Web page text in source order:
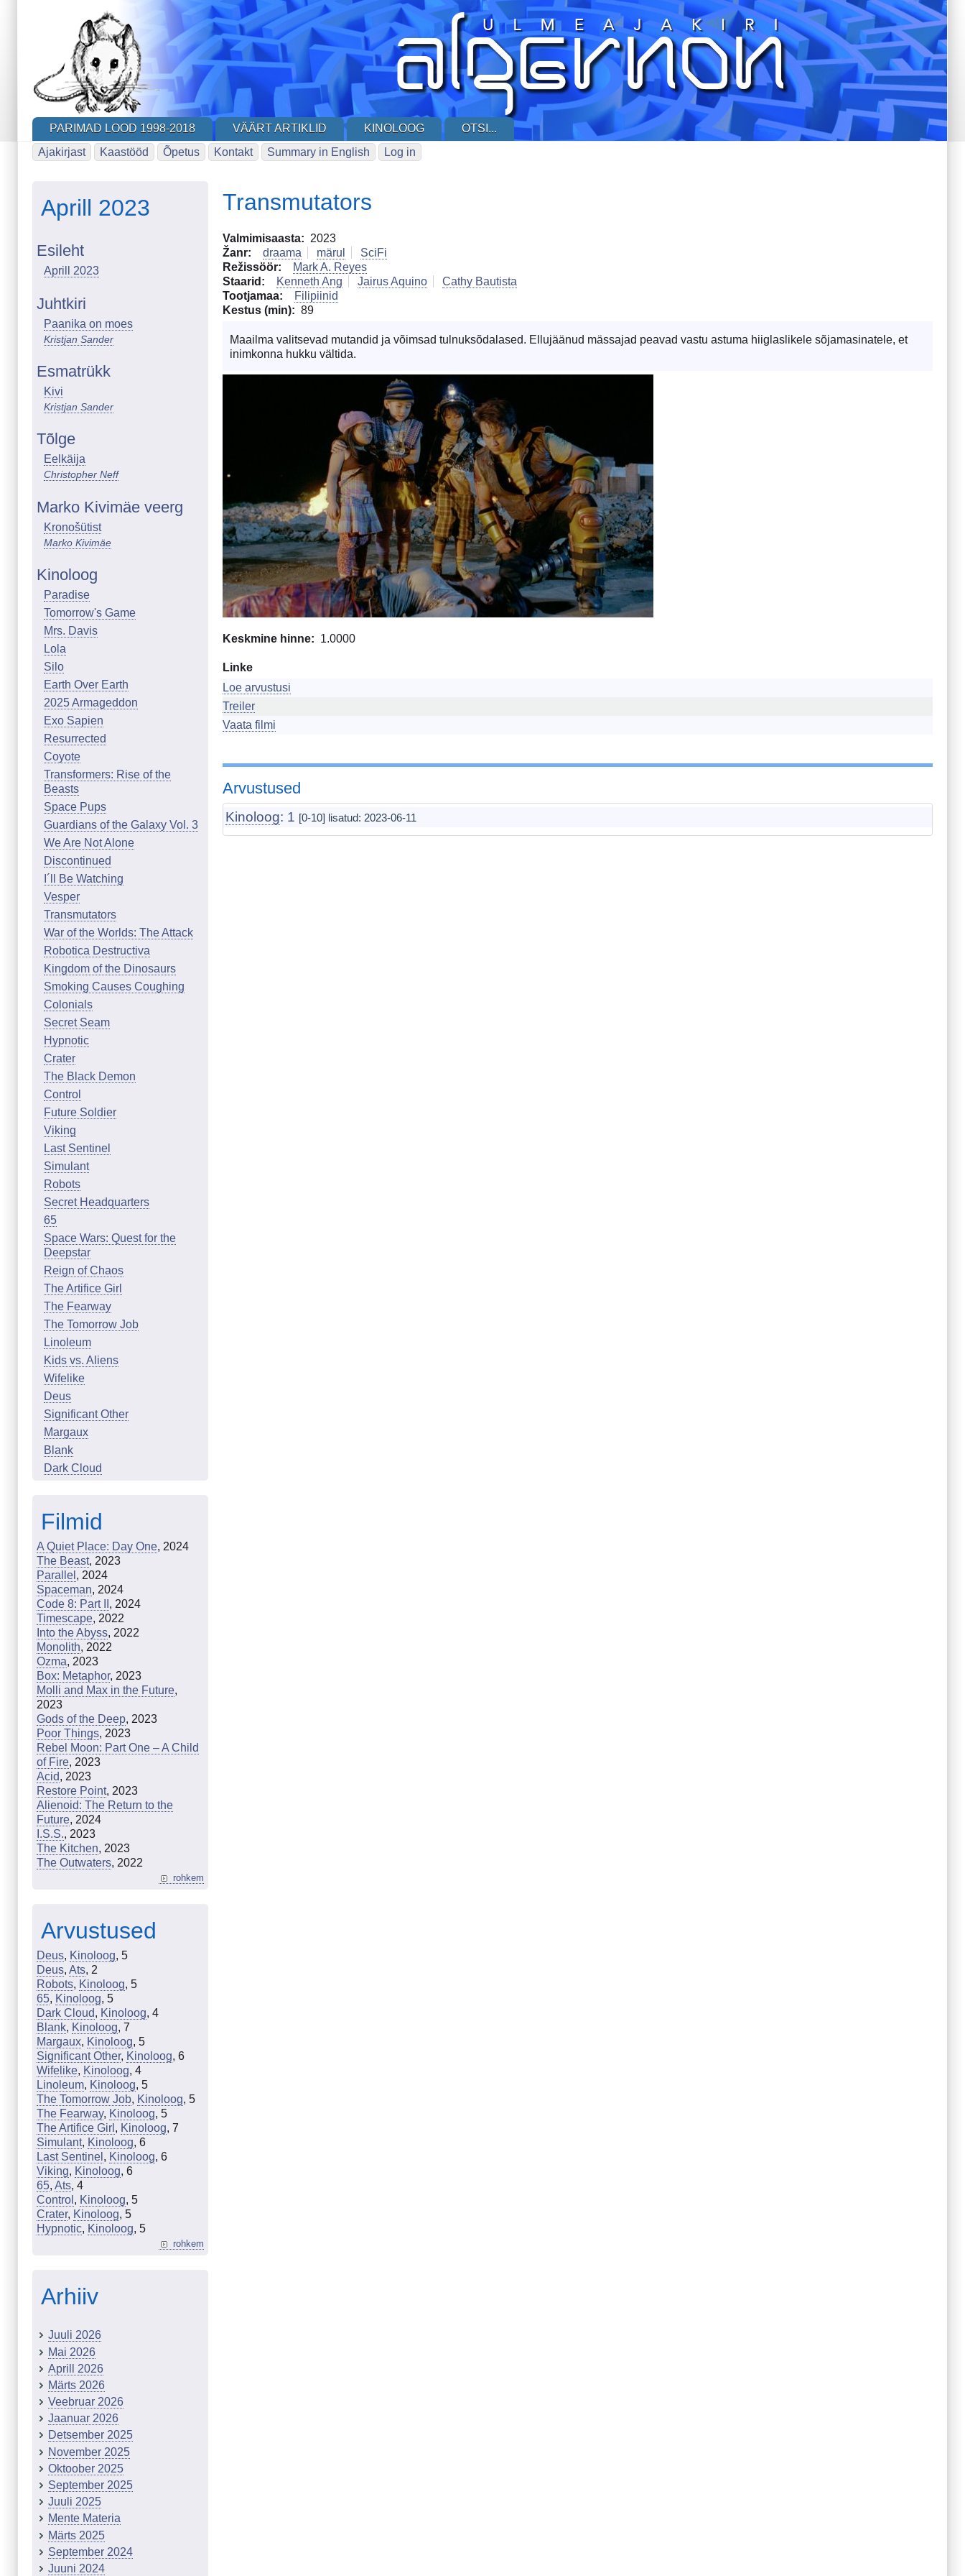
PARIMAD LOOD 1998-2018 VÄÄRT ARTIKLID KINOLOOG
OTSI...
Ajakirjast
Kaastööd Õpetus Kontakt Summary in English Log in
Aprill 2023
Esileht
Aprill 2023
Juhtkiri
Paanika on moes
Kristjan Sander
Esmatrükk
Kivi
Kristjan Sander
Tõlge
Eelkäija
Christopher Neff
Marko Kivimäe veerg
Kronošütist
Marko Kivimäe
Kinoloog
Paradise
Tomorrow's Game
Mrs. Davis
Lola
Silo
Earth Over Earth
2025 Armageddon
Exo Sapien
Resurrected
Coyote
Transformers: Rise of the
Beasts
Space Pups
Guardians of the Galaxy Vol. 3
We Are Not Alone
Discontinued
I´ll Be Watching
Vesper
Transmutators
War of the Worlds: The Attack
Robotica Destructiva
Kingdom of the Dinosaurs
Smoking Causes Coughing
Colonials
Secret Seam
Hypnotic
Crater
The Black Demon
Control
Future Soldier
Viking
Last Sentinel
Simulant
Robots
Secret Headquarters
65
Space Wars: Quest for the
Deepstar
Reign of Chaos
The Artifice Girl
The Fearway
The Tomorrow Job
Linoleum
Kids vs. Aliens
Wifelike
Deus
Significant Other
Margaux
Blank
Dark Cloud
Filmid
A Quiet Place: Day One, 2024
The Beast, 2023
Parallel , 2024
Spaceman, 2024
Code 8: Part II , 2024
Timescape, 2022
Into the Abyss, 2022
Monolith, 2022
Ozma, 2023
Box: Metaphor, 2023
Molli and Max in the Future,
2023
Gods of the Deep, 2023
Poor Things, 2023
Rebel Moon: Part One – A Child
of Fire, 2023
Acid, 2023
Restore Point, 2023
Alienoid: The Return to the
Future, 2024
I.S.S., 2023
The Kitchen, 2023
The Outwaters, 2022
rohkem
Arvustused
Deus, Kinoloog, 5
Deus, Ats, 2
Robots, Kinoloog, 5
65, Kinoloog, 5
Dark Cloud, Kinoloog, 4
Blank, Kinoloog, 7
Margaux, Kinoloog, 5
Significant Other, Kinoloog, 6
Wifelike, Kinoloog, 4
Linoleum, Kinoloog, 5
The Tomorrow Job, Kinoloog, 5
The Fearway, Kinoloog, 5
The Artifice Girl , Kinoloog, 7
Simulant, Kinoloog, 6
Last Sentinel , Kinoloog, 6
Viking, Kinoloog, 6
65, Ats, 4
Control , Kinoloog, 5
Crater, Kinoloog, 5
Hypnotic, Kinoloog, 5
rohkem
Arhiiv
Juuli 2026
Mai 2026
Aprill 2026
Märts 2026
Veebruar 2026
Jaanuar 2026
Detsember 2025
November 2025
Oktoober 2025
September 2025
Juuli 2025
Mente Materia
Märts 2025
September 2024
Juuni 2024
Transmutators
Valmimisaasta
2023
Žanr
draama märul
SciFi
Režissöör
Mark A. Reyes
Staarid
Kenneth Ang Jairus Aquino
Cathy Bautista
Tootjamaa
Filipiinid
Kestus (min)
89
Maailma valitsevad mutandid ja võimsad tulnuksõdalased. Ellujäänud mässajad peavad vastu astuma hiiglaslikele sõjamasinatele, et
inimkonna hukku vältida.
Keskmine hinne 1.0000
Linke
Loe arvustusi
Treiler
Vaata filmi
Arvustused
Kinoloog: 1 [0-10] lisatud: 2023-06-11